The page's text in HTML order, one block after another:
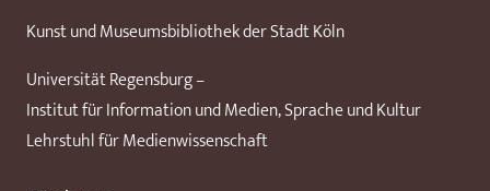
Kunst und Museumsbibliothek der Stadt Köln
Universität Regensburg –
Institut für Information und Medien, Sprache und Kultur
Lehrstuhl für Medienwissenschaft